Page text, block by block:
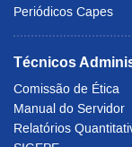
Periódicos Capes
Técnicos
Comissão de Ética
Manual do Servidor
Relatórios